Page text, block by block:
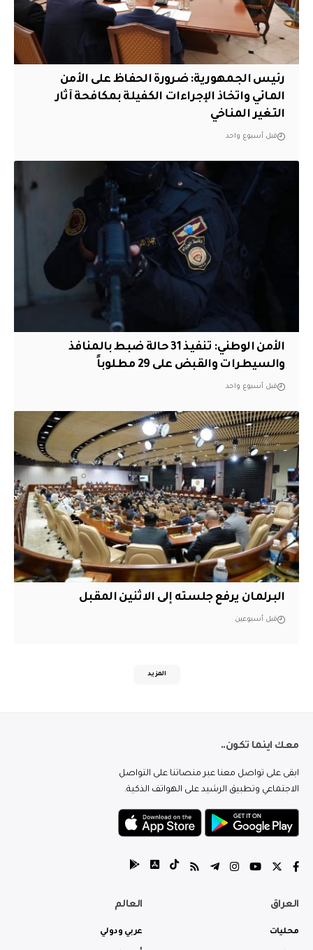
رئيس الجمهورية: ضرورة الحفاظ على الأمن
المائي واتخاذ الإجراءات الكفيلة بمكافحة آثار
التغير المناخي
قبل أسبوع واحد
الأمن الوطني: تنفيذ 31 حالة ضبط بالمنافذ
والسيطرات والقبض على 29 مطلوباً
قبل أسبوع واحد
البرلمان يرفع جلسته إلى الاثنين المقبل
قبل أسبوعين
المزيد
معك اينما تكون..
ابقى على تواصل معنا عبر منصاتنا على التواصل
الاجتماعي وتطبيق الرشيد على الهواتف الذكية.
العراق
محليات
العالم
عربي ودولي